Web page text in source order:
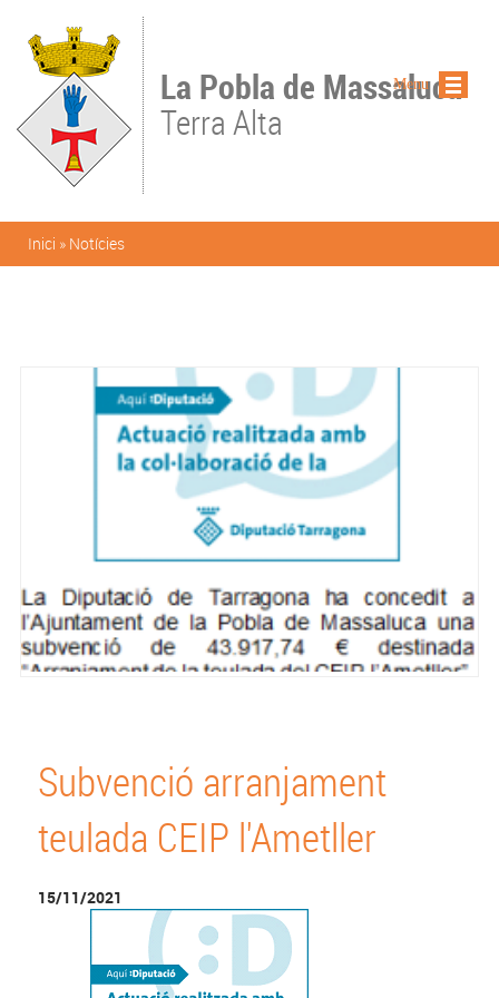
La Pobla de Massaluca
Terra Alta
Esteu aquí
Inici » Notícies
Subvenció arranjament
teulada CEIP l'Ametller
15/11/2021
Menu